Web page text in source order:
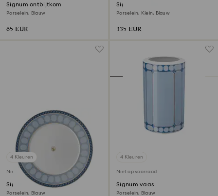
Signum ontbijtkom
Porselein, Blauw
65 EUR
Signum theepot
Porselein, Klein, Blauw
335 EUR
4 Kleuren
Niet op voorraad
Signum dinerbord
Porselein, Blauw
4 Kleuren
Niet op voorraad
Signum vaas
Porselein, Blauw